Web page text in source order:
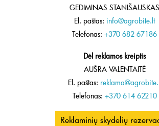
GEDIMINAS STANIŠAUSKAS
El. paštas: info@agrobite.lt
Telefonas: +370 682 67186
Dėl reklamos kreiptis
AUŠRA VALENTAITĖ
El. paštas:
Telefonas: +370 614 62210
Reklaminių skydelių